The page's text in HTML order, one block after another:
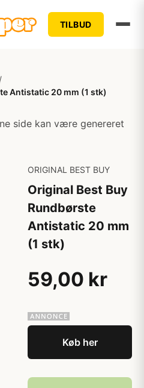
TILBUD
/
Antistatic 20 mm (1 stk)
side kan være genereret
ORIGINAL BEST BUY
Original Best Buy
Rundbørste
Antistatic 20 mm
(1 stk)
59,00 kr
Køb her